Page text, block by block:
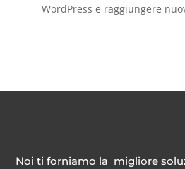
WordPress e raggiungere
Noi ti forniamo la migliore